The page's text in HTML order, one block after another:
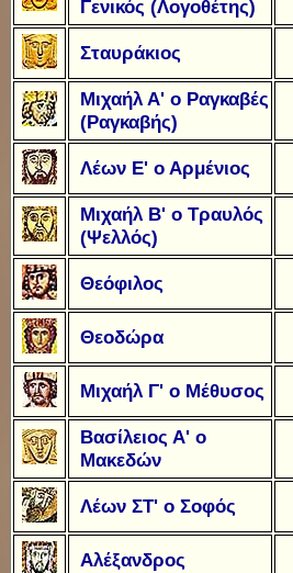
Γενικός (Λογοθέτης)
Σταυράκιος
Μιχαήλ Α' ο Ραγκαβές
(Ραγκαβής)
Λέων Ε' ο Αρμένιος
Μιχαήλ Β' ο Τραυλός
(Ψελλός)
Θεόφιλος
Θεοδώρα
Μιχαήλ Γ' ο Μέθυσος
Βασίλειος Α' ο
Μακεδών
Λέων ΣΤ' ο Σοφός
Αλέξανδρος